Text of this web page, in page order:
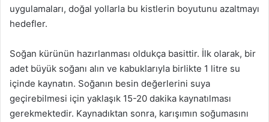
uygulamaları, doğal yollarla bu kistlerin boyutunu azaltmayı
hedefler.
Soğan kürünün hazırlanması oldukça basittir. İlk olarak, bir
adet büyük soğanı alın ve kabuklarıyla birlikte 1 litre su
içinde kaynatın. Soğanın besin değerlerini suya
geçirebilmesi için yaklaşık 15-20 dakika kaynatılması
gerekmektedir. Kaynadıktan sonra, karışımın soğumasını